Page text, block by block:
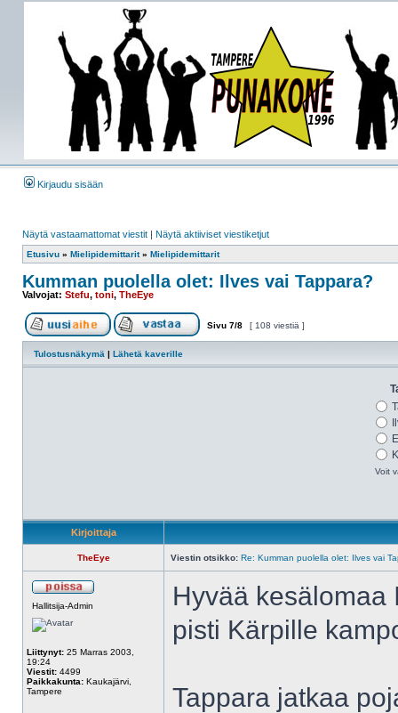
Kirjaudu sisään
Näytä vastaamattomat viestit | Näytä aktiiviset viestiketjut
Etusivu » Mielipidemittarit» Mielipidemittarit
Kumman puolella olet: Ilves vai Tappara?
Valvojat: Stefu, toni, TheEye
Sivu 7/8 [ 108 viestiä ]
Tulostusnäkymä | Lähetä kaverille
Voit
Kirjoittaja
TheEye Viestin otsikko: Re: Kumman puolella olet: Ilves vai
Hallitsija-Admin
Liittynyt: 25 Marras 2003,
19:24
Viestit: 4499
Paikkakunta: Kaukajärvi,
Tampere
Hyvää kesälomaa
pisti Kärpille
Tappara jatkaa